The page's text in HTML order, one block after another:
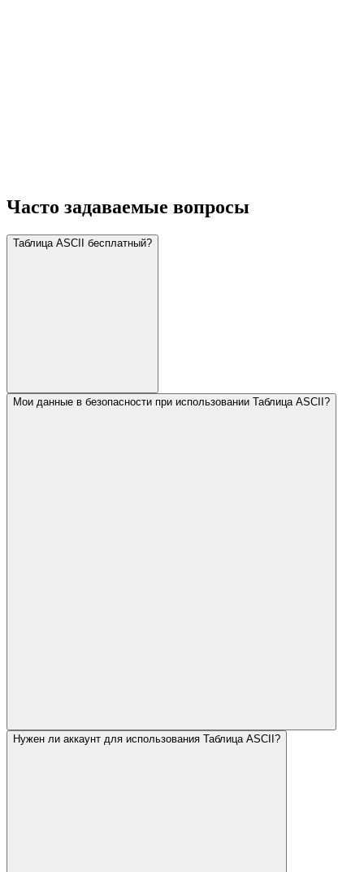
Часто задаваемые вопросы
Таблица ASCII бесплатный?
Мои данные в безопасности при использовании Таблица ASCII?
Нужен ли аккаунт для использования Таблица ASCII?